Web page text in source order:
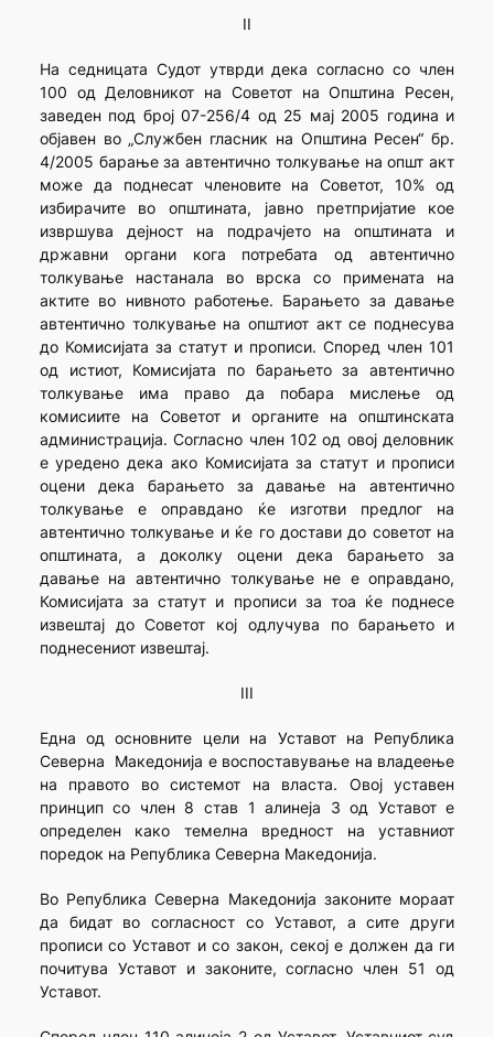
II
На седницата Судот утврди дека согласно со член
100 од Деловникот на Советот на Општина Ресен,
заведен под број 07-256/4 од 25 мај 2005 година и
објавен во „Службен гласник на Општина Ресен“ бр.
4/2005 барање за автентично толкување на општ акт
може да поднесат членовите на Советот, 10% од
избирачите во општината, јавно претпријатие кое
извршува дејност на подрачјето на општината и
државни органи кога потребата од автентично
толкување настанала во врска со примената на
актите во нивното работење. Барањето за давање
автентично толкување на општиот акт се поднесува
до Комисијата за статут и прописи. Според член 101
од истиот, Комисијата по барањето за автентично
толкување има право да побара мислење од
комисиите на Советот и органите на општинската
администрација. Согласно член 102 од овој деловник
е уредено дека ако Комисијата за статут и прописи
оцени дека барањето за давање на автентично
толкување е оправдано ќе изготви предлог на
автентично толкување и ќе го достави до советот на
општината, а доколку оцени дека барањето за
давање на автентично толкување не е оправдано,
Комисијата за статут и прописи за тоа ќе поднесе
извештај до Советот кој одлучува по барањето и
поднесениот извештај.
III
Една од основните цели на Уставот на Република
Северна Македонија е воспоставување на владеење
на правото во системот на власта. Овој уставен
принцип со член 8 став 1 алинеја 3 од Уставот е
определен како темелна вредност на уставниот
поредок на Република Северна Македонија.
Во Република Северна Македонија законите мораат
да бидат во согласност со Уставот, а сите други
прописи со Уставот и со закон, секој е должен да ги
почитува Уставот и законите, согласно член 51 од
Уставот.